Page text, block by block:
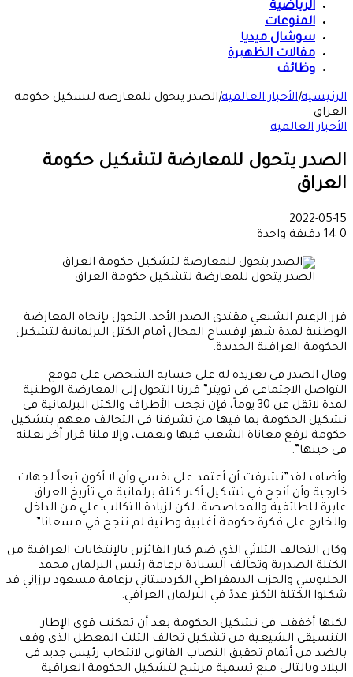
الرياضية
المنوعات
سوشال ميديا
مقالات الظهيرة
وظائف
الرئيسية|الأخبار العالمية|الصدر يتحول للمعارضة لتشكيل حكومة
العراق
الأخبار العالمية
الصدر يتحول للمعارضة لتشكيل حكومة
العراق
2022-05-15
0
دقيقة واحدة
الصدر يتحول للمعارضة لتشكيل حكومة العراق
قرر الزعيم الشيعي مقتدى الصدر الأحد، التحول بإتجاه المعارضة
الوطنية لمدة شهر لإفساح المجال أمام الكتل البرلمانية لتشكيل
الحكومة العراقية الجديدة.
وقال الصدر في تغريدة له على حسابه الشخصى على موقع
التواصل الاجتماعي في تويتر” قررنا التحول إلى المعارضة الوطنية
لمدة لاتقل عن 30 يوماً، فإن نجحت الأطراف والكتل البرلمانية في
تشكيل الحكومة بما فيها من تشرفنا في التحالف معهم بتشكيل
حكومة لرفع معاناة الشعب فبها ونعمت، وإلا فلنا قرار آخر نعلنه
في حينها”.
وأضاف لقد”تشرفت أن أعتمد على نفسي وأن لا أكون تبعاً لجهات
خارجية وأن أنجح في تشكيل أكبر كتلة برلمانية في تأريخ العراق
عابرة للطائفية والمحاصصة، لكن لزيادة التكالب علي من الداخل
والخارج على فكرة حكومة أغلبية وطنية لم ننجح في مسعانا”.
وكان التحالف الثلاثي الذي ضم كبار الفائزين بالإنتخابات العراقية من
الكتلة الصدرية وتحالف السيادة بزعامة رئيس البرلمان محمد
الحلبوسي والحزب الديمقراطي الكردستاني بزعامة مسعود برزاني قد
شكلوا الكتلة الأكثر عددً في البرلمان العراقي.
لكنها أخفقت في تشكيل الحكومة بعد أن تمكنت قوى الإطار
التنسيقي الشيعية من تشكيل تحالف الثلث المعطل الذي وقف
بالضد من أتمام تحقيق النصاب القانوني لانتخاب رئيس جديد في
البلاد وبالتالي منع تسمية مرشح لتشكيل الحكومة العراقية